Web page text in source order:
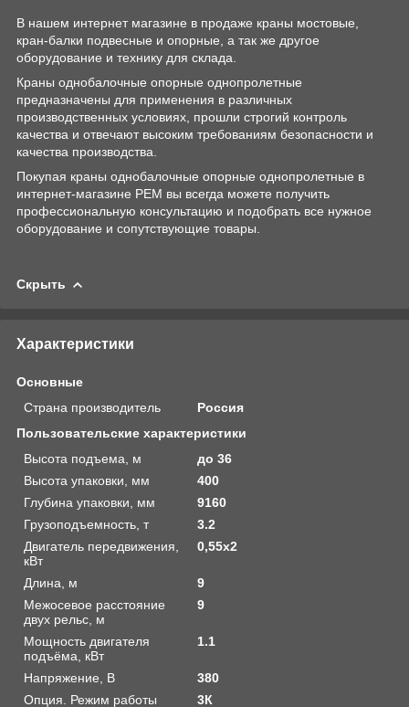
В нашем интернет магазине в продаже краны мостовые,
кран-балки подвесные и опорные, а так же другое
оборудование и технику для склада.
Краны однобалочные опорные однопролетные
предназначены для применения в различных
производственных условиях, прошли строгий контроль
качества и отвечают высоким требованиям безопасности и
качества производства.
Покупая краны однобалочные опорные однопролетные в
интернет-магазине РЕМ вы всегда можете получить
профессиональную консультацию и подобрать все нужное
оборудование и сопутствующие товары.
Скрыть
Характеристики
Основные
Страна производитель
Россия
Пользовательские характеристики
Высота подъема, м
до 36
Высота упаковки, мм
400
Глубина упаковки, мм
9160
Грузоподъемность, т
3.2
Двигатель передвижения,
кВт
0,55х2
Длина, м
9
Межосевое расстояние
двух рельс, м
9
Мощность двигателя
подъёма, кВт
1.1
Напряжение, В
380
Опция. Режим работы
3К